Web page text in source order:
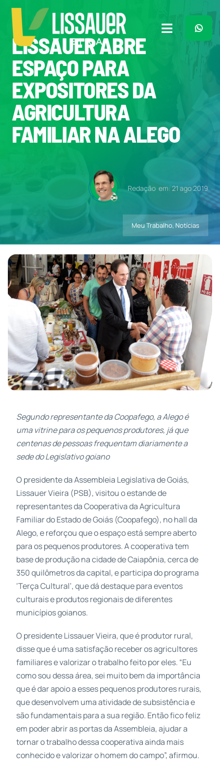
para
conteúdo
Toggle
Navigation
Home
Plano de Governo
Meu Trabalho
LISSAUER ABRE
ESPAÇO PARA
EXPOSITORES DA
AGRICULTURA
FAMILIAR NA ALEGO
Redação em: 21 ago 2019
Meu Trabalho, Notícias
Segundo representante da Coopafego, a Alego é
uma vitrine para os pequenos produtores, já que
centenas de pessoas frequentam diariamente a
sede do Legislativo goiano
O presidente da Assembleia Legislativa de Goiás,
Lissauer Vieira (PSB), visitou o estande de
representantes da Cooperativa da Agricultura
Familiar do Estado de Goiás (Coopafego), no hall da
Alego, e reforçou que o espaço está sempre aberto
para os pequenos produtores. A cooperativa tem
base de produção na cidade de Caiapônia, cerca de
350 quilômetros da capital, e participa do programa
‘Terça Cultural’, que dá destaque para eventos
culturais e produtos regionais de diferentes
municípios goianos.
O presidente Lissauer Vieira, que é produtor rural,
disse que é uma satisfação receber os agricultores
familiares e valorizar o trabalho feito por eles. “Eu
como sou dessa área, sei muito bem da importância
que é dar apoio a esses pequenos produtores rurais,
que desenvolvem uma atividade de subsistência e
são fundamentais para a sua região. Então fico feliz
em poder abrir as portas da Assembleia, ajudar a
tornar o trabalho dessa cooperativa ainda mais
conhecido e valorizar o homem do campo”, afirmou.